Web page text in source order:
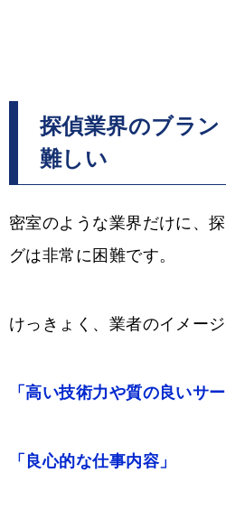
探偵業界のブラ
難しい
密室のような業界だけに、
グは非常に困難です。
けっきょく、業者のイメージ
「高い技術力や質の良いサー
「良心的な仕事内容」